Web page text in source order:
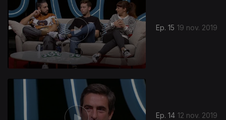
Ep. 15 19 nov. 2019
Ep. 14 12 nov. 2019